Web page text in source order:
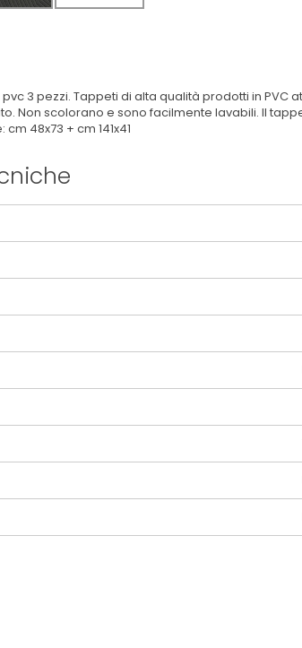
3 pezzi. Tappeti di alta qualità prodotti in
Non scolorano e sono facilmente lavabili. Il
48x73 + cm 141x41